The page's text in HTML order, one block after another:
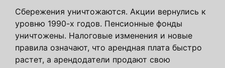
Сбережения уничтожаются. Акции вернулись к
уровню 1990-х годов. Пенсионные фонды
уничтожены. Налоговые изменения и новые
правила означают, что арендная плата быстро
растет, а арендодатели продают свою